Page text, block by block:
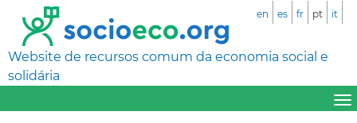
Website de recursos comum da economia social e
solidária
en es fr pt it